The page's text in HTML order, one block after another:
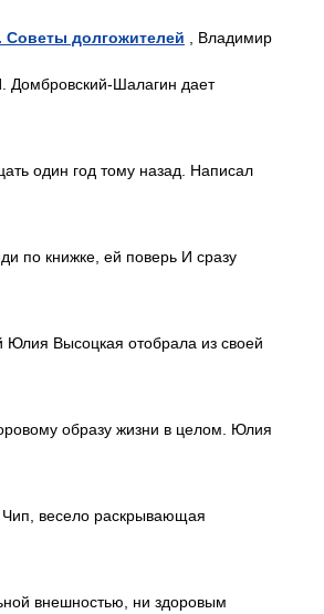
Советы долгожителей , Владимир
Домбровский-Шалагин дает
один год тому назад. Написал
по книжке, ей поверь И сразу
Юлия Высоцкая отобрала из своей
образу жизни в целом. Юлия
весело раскрывающая
внешностью, ни здоровым